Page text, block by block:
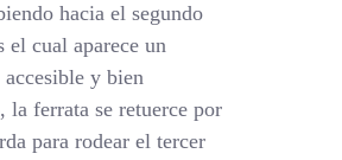
hacia el segundo
el cual aparece un
y bien
la ferrata se retuerce por
para rodear el tercer